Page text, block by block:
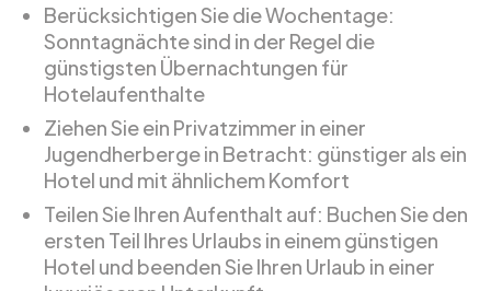
Berücksichtigen Sie die Wochentage:
Sonntagnächte sind in der Regel die
günstigsten Übernachtungen für
Hotelaufenthalte
Ziehen Sie ein Privatzimmer in einer
Jugendherberge in Betracht: günstiger als ein
Hotel und mit ähnlichem Komfort
Teilen Sie Ihren Aufenthalt auf: Buchen Sie den
ersten Teil Ihres Urlaubs in einem günstigen
Hotel und beenden Sie Ihren Urlaub in einer